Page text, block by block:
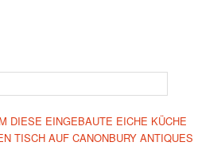
DIESE EINGEBAUTE EICHE KÜCHE
TISCH AUF CANONBURY ANTIQUES